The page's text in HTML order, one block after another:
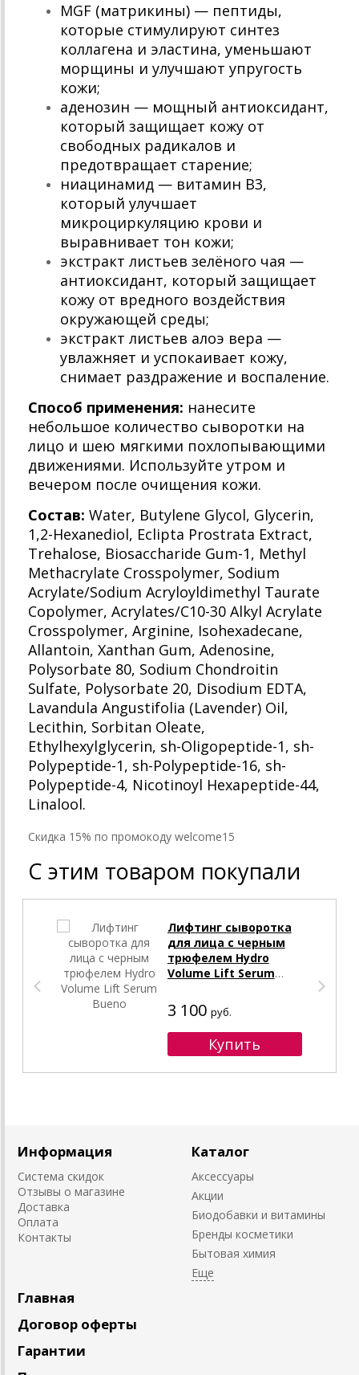
MGF (матрикины) — пептиды,
которые стимулируют синтез
коллагена и эластина, уменьшают
морщины и улучшают упругость
кожи;
аденозин — мощный антиоксидант,
который защищает кожу от
свободных радикалов и
предотвращает старение;
ниацинамид — витамин В3,
который улучшает
микроциркуляцию крови и
выравнивает тон кожи;
экстракт листьев зелёного чая —
антиоксидант, который защищает
кожу от вредного воздействия
окружающей среды;
экстракт листьев алоэ вера —
увлажняет и успокаивает кожу,
снимает раздражение и воспаление.
Способ применения: нанесите
небольшое количество сыворотки на
лицо и шею мягкими похлопывающими
движениями. Используйте утром и
вечером после очищения кожи.
Состав: Water, Butylene Glycol, Glycerin,
1,2-Hexanediol, Eclipta Prostrata Extract,
Trehalose, Biosaccharide Gum-1, Methyl
Methacrylate Crosspolymer, Sodium
Acrylate/Sodium Acryloyldimethyl Taurate
Copolymer, Acrylates/C10-30 Alkyl Acrylate
Crosspolymer, Arginine, Isohexadecane,
Allantoin, Xanthan Gum, Adenosine,
Polysorbate 80, Sodium Chondroitin
Sulfate, Polysorbate 20, Disodium EDTA,
Lavandula Angustifolia (Lavender) Oil,
Lecithin, Sorbitan Oleate,
Ethylhexylglycerin, sh-Oligopeptide-1, sh-
Polypeptide-1, sh-Polypeptide-16, sh-
Polypeptide-4, Nicotinoyl Hexapeptide-44,
Linalool.
Cкидка 15% по промокоду welcome15
С этим товаром покупали
Лифтинг сыворотка
для лица с черным
трюфелем Hydro
Volume Lift Serum
3 100 руб.
Информация
Система скидок
Отзывы о магазине
Доставка
Оплата
Контакты
Каталог
Аксессуары
Акции
Биодобавки и витамины
Бренды косметики
Бытовая химия
Главная
Договор оферты
Гарантии